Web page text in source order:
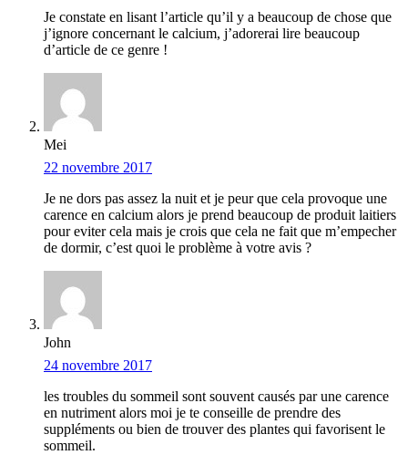
Je constate en lisant l’article qu’il y a beaucoup de chose que
j’ignore concernant le calcium, j’adorerai lire beaucoup
d’article de ce genre !
Mei
22 novembre 2017
Je ne dors pas assez la nuit et je peur que cela provoque une
carence en calcium alors je prend beaucoup de produit laitiers
pour eviter cela mais je crois que cela ne fait que m’empecher
de dormir, c’est quoi le problème à votre avis ?
John
24 novembre 2017
les troubles du sommeil sont souvent causés par une carence
en nutriment alors moi je te conseille de prendre des
suppléments ou bien de trouver des plantes qui favorisent le
sommeil.